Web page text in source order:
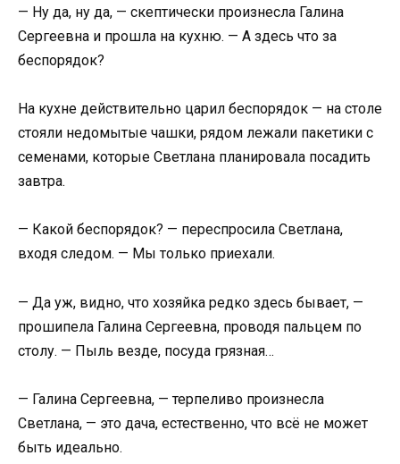
— Ну да, ну да, — скептически произнесла Галина
Сергеевна и прошла на кухню. — А здесь что за
беспорядок?
На кухне действительно царил беспорядок — на столе
стояли недомытые чашки, рядом лежали пакетики с
семенами, которые Светлана планировала посадить
завтра.
— Какой беспорядок? — переспросила Светлана,
входя следом. — Мы только приехали.
— Да уж, видно, что хозяйка редко здесь бывает, —
прошипела Галина Сергеевна, проводя пальцем по
столу. — Пыль везде, посуда грязная…
— Галина Сергеевна, — терпеливо произнесла
Светлана, — это дача, естественно, что всё не может
быть идеально.